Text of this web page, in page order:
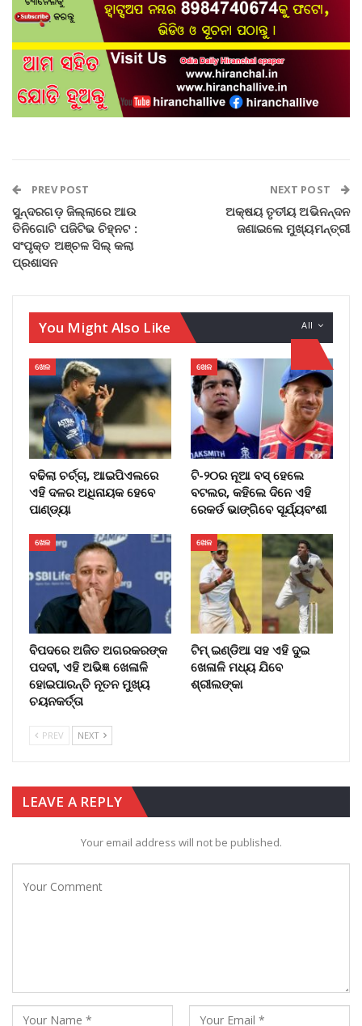
PREV POST
ସୁନ୍ଦରଗଡ଼ ଜିଲ୍ଲାରେ ଆଉ
ତିନିଗୋଟି ପଜିଟିଭ ଚିହ୍ନଟ :
ସଂପୃକ୍ତ ଅଞ୍ଚଳ ସିଲ୍ କଲା
ପ୍ରଶାସନ
NEXT POST
ଅକ୍ଷୟ ତୃତୀୟ ଅଭିନନ୍ଦନ
ଜଣାଇଲେ ମୁଖ୍ୟମନ୍ତ୍ରୀ
All
You Might Also Like
ଖେଳ
ବଢିଲା ଚର୍ଚ୍ଚା, ଆଇପିଏଲରେ
ଏହି ଦଳର ଅଧିନାୟକ ହେବେ
ପାଣ୍ଡ୍ୟା
ଖେଳ
ଟି-୨୦ର ନୂଆ ବସ୍ ହେଲେ
ବଟଲର, କହିଲେ ଦିନେ ଏହି
ରେକର୍ଡ ଭାଙ୍ଗିବେ ସୂର୍ଯ୍ୟବଂଶୀ
ଖେଳ
ବିପଦରେ ଅଜିତ ଅଗରକରଙ୍କ
ପଦବୀ, ଏହି ଅଭିଜ୍ଞ ଖେଳାଳି
ହୋଇପାରନ୍ତି ନୂତନ ମୁଖ୍ୟ
ଚୟନକର୍ତ୍ତା
ଖେଳ
ଟିମ୍ ଇଣ୍ଡିଆ ସହ ଏହି ଦୁଇ
ଖେଳାଳି ମଧ୍ୟ ଯିବେ
ଶ୍ରୀଲଙ୍କା
PREV NEXT
LEAVE A REPLY
Your email address will not be published.